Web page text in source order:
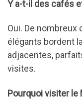
Y a-t-il des cafés
Oui. De
élégants bordent
adjacentes,
visites.
Pourquoi visiter le